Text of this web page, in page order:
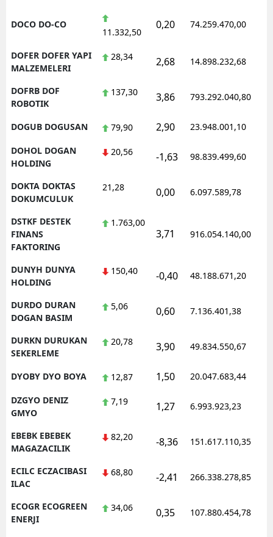
DOCO DO-CO
11.332,50
0,20 74.259.470,00
DOFER DOFER YAPI
MALZEMELERI
28,34 2,68 14.898.232,68
DOFRB DOF
ROBOTIK
137,30 3,86 793.292.040,80
DOGUB DOGUSAN 79,90 2,90 23.948.001,10
DOHOL DOGAN
HOLDING
20,56 -1,63 98.839.499,60
DOKTA DOKTAS
DOKUMCULUK
21,28 0,00 6.097.589,78
DSTKF DESTEK
FINANS
FAKTORING
1.763,00
3,71 916.054.140,00
DUNYH DUNYA
HOLDING
150,40 -0,40 48.188.671,20
DURDO DURAN
DOGAN BASIM
5,06 0,60 7.136.401,38
DURKN DURUKAN
SEKERLEME
20,78 3,90 49.834.550,67
DYOBY DYO BOYA 12,87 1,50 20.047.683,44
DZGYO DENIZ
GMYO
7,19 1,27 6.993.923,23
EBEBK EBEBEK
MAGAZACILIK
82,20 -8,36 151.617.110,35
ECILC ECZACIBASI
ILAC
68,80 -2,41 266.338.278,85
ECOGR ECOGREEN
ENERJI
34,06 0,35 107.880.454,78